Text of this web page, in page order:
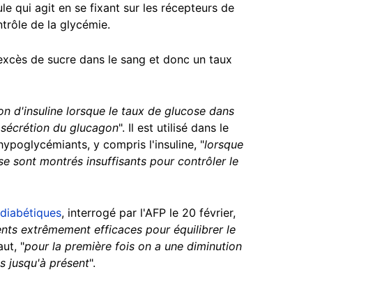
qui agit en se fixant sur les récepteurs de
de la glycémie.
de sucre dans le sang et donc un taux
d'insuline lorsque le taux de glucose dans
du glucagon". Il est utilisé dans le
, y compris l'insuline, "lorsque
sont montrés insuffisants pour contrôler le
, interrogé par l'AFP le 20 février,
extrêmement efficaces pour équilibrer le
"pour la première fois on a une diminution
jusqu'à présent".